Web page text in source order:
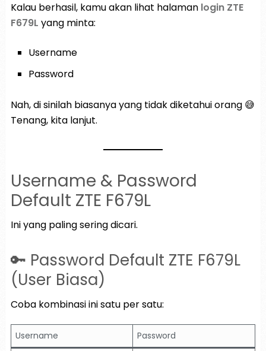
Kalau berhasil, kamu akan lihat halaman login ZTE
F679L yang minta:
Username
Password
Nah, di sinilah biasanya yang tidak diketahui orang 😅
Tenang, kita lanjut.
Username & Password
Default ZTE F679L
Ini yang paling sering dicari.
🔑 Password Default ZTE F679L
(User Biasa)
Coba kombinasi ini satu per satu:
Username Password